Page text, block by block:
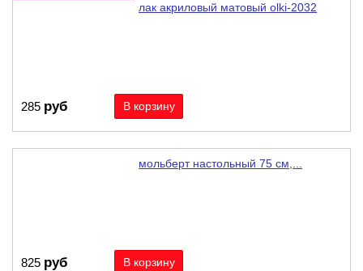
лак акриловый матовый olki-2032
285 руб
мольберт настольный 75 см,...
825 руб